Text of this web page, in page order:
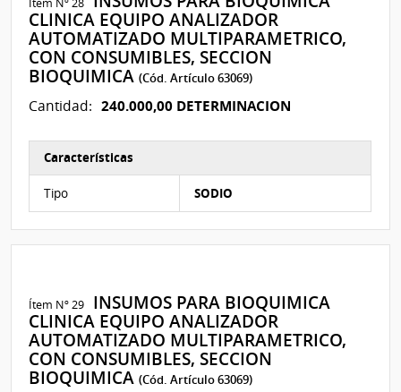
CLINICA EQUIPO ANALIZADOR
AUTOMATIZADO MULTIPARAMETRICO,
CON CONSUMIBLES, SECCION
BIOQUIMICA(Cód. Artículo 63069)
Cantidad: 240.000,00 DETERMINACION
Características
Tipo SODIO
Ítem Nº 29
INSUMOS PARA BIOQUIMICA
CLINICA EQUIPO ANALIZADOR
AUTOMATIZADO MULTIPARAMETRICO,
CON CONSUMIBLES, SECCION
BIOQUIMICA(Cód. Artículo 63069)